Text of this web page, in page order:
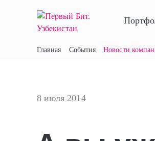
Главная События Новости
8 июля 2014